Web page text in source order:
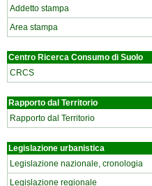
Addetto stampa
Area stampa
Centro Ricerca Consumo di Suolo
CRCS
Rapporto dal Territorio
Rapporto dal Territorio
Legislazione urbanistica
Legislazione nazionale, cronologia
Legislazione regionale